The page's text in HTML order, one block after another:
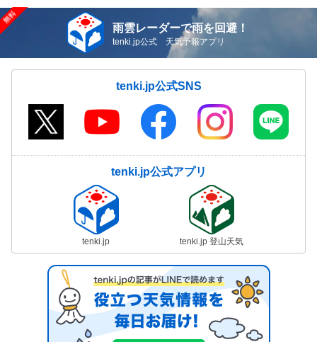
雨雲レーダーで雨を回避！
tenki.jp公式 天気予報アプリ
tenki.jp公式SNS
tenki.jp公式アプリ
tenki.jp tenki.jp 登山天気